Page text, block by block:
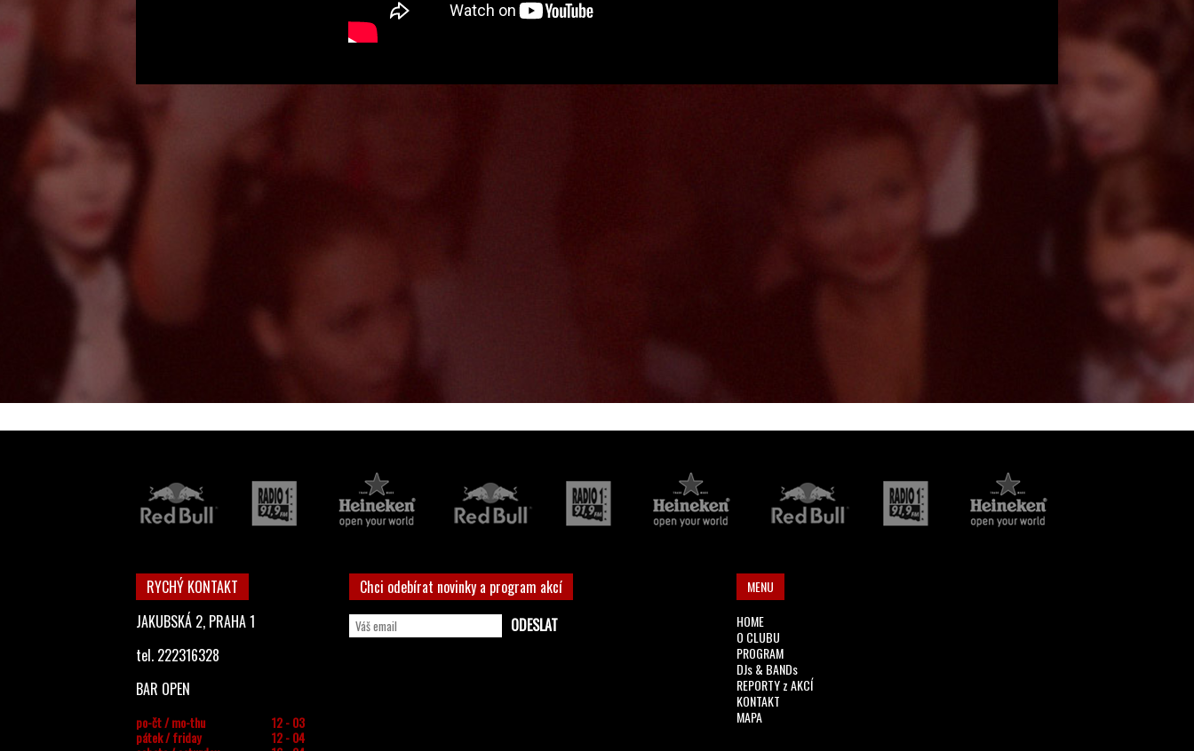
RYCHÝ KONTAKT
JAKUBSKÁ 2, PRAHA 1
tel. 222316328
BAR OPEN
po-čt / mo-thu
12 - 03
pátek / friday
12 - 04
Chci odebírat novinky a program akcí
MENU
HOME
O CLUBU
PROGRAM
DJs & BANDs
REPORTY z AKCÍ
KONTAKT
MAPA